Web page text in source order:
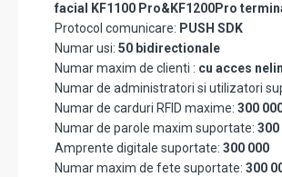
facial KF1100 Pro&KF1200Pro
Protocol comunicare: PUSH SDK
Numar usi: 50 bidirectionale
Numar maxim de clienti : cu acces
Numar de administratori si utilizatori
Numar de carduri RFID maxime: 300
Numar de parole maxim suportate: 300
Amprente digitale suportate: 300 000
Numar maxim de fete suportate: 300